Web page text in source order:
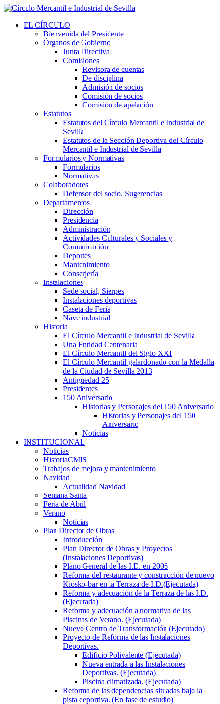
EL CÍRCULO
Bienvenida del Presidente
Órganos de Gobierno
Junta Directiva
Comisiones
Revisora de cuentas
De disciplina
Admisión de socios
Comisión de socios
Comisión de apelación
Estatutos
Estatutos del Círculo Mercantil e Industrial de
Sevilla
Estatutos de la Sección Deportiva del Círculo
Mercantil e Industrial de Sevilla
Formularios y Normativas
Formularios
Normativas
Colaboradores
Defensor del socio. Sugerencias
Departamentos
Dirección
Presidencia
Administración
Actividades Culturales y Sociales y
Comunicación
Deportes
Mantenimiento
Conserjería
Instalaciones
Sede social, Sierpes
Instalaciones deportivas
Caseta de Feria
Nave industrial
Historia
El Círculo Mercantil e Industrial de Sevilla
Una Entidad Centenaria
El Círculo Mercantil del Siglo XXI
El Círculo Mercantil galardonado con la Medalla
de la Ciudad de Sevilla 2013
Antigüedad 25
Presidentes
150 Aniversario
Historias y Personajes del 150 Aniversario
Historias y Personajes del 150
Aniversario
Noticias
INSTITUCIONAL
Noticias
HistoriaCMIS
Trabajos de mejora y mantenimiento
Navidad
Actualidad Navidad
Semana Santa
Feria de Abril
Verano
Noticias
Plan Director de Obras
Introducción
Plan Director de Obras y Proyectos
(Instalaciones Deportivas)
Plano General de las I.D. en 2006
Reforma del restaurante y construcción de nuevo
Kiosko-bar en la Terraza de I.D.(Ejecutada)
Reforma y adecuación de la Terraza de las I.D.
(Ejecutada)
Reforma y adecuación a normativa de las
Piscinas de Verano. (Ejecutada)
Nuevo Centro de Transformación (Ejecutado)
Proyecto de Reforma de las Instalaciones
Deportivas.
Edificio Polivalente (Ejecutada)
Nueva entrada a las Instalaciones
Deportivas. (Ejecutada)
Piscina climatizada. (Ejecutada)
Reforma de las dependencias situadas bajo la
pista deportiva. (En fase de estudio)